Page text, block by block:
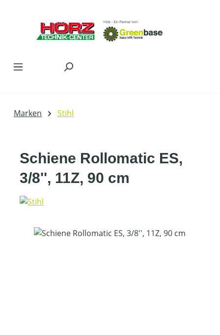
Marken Stihl
Schiene Rollomatic ES,
3/8'', 11Z, 90 cm
Bildergalerie überspringen